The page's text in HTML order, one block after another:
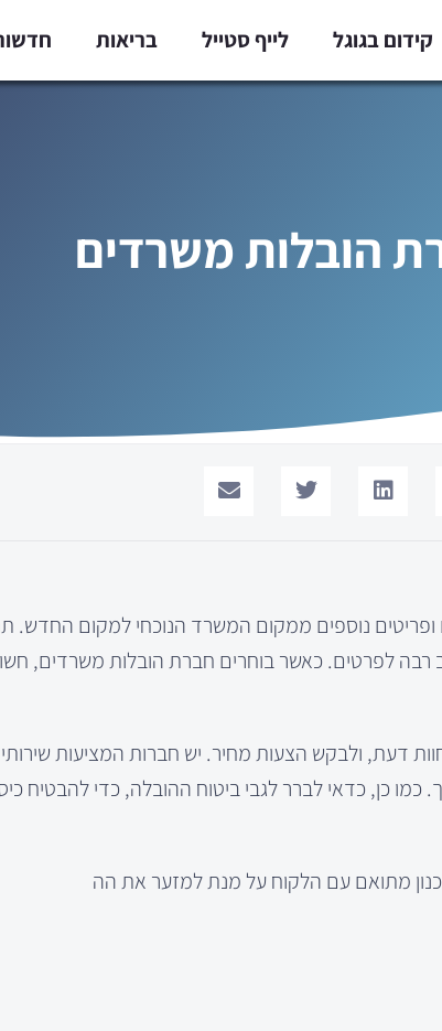
קידום בגוגל לייף סטייל בריאות
הובלות משרדים
נוספים ממקום המשרד הנוכחי למקום החדש.
לפרטים. כאשר בוחרים חברת הובלות משרדים,
דעת, ולבקש הצעות מחיר. יש חברות המציעות
כמו כן, כדאי לברר לגבי ביטוח ההובלה, כדי להבטיח
מתואם עם הלקוח על מנת למזער את הה